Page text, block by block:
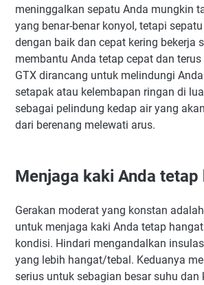
meninggalkan sepatu Anda mungkin
yang benar-benar konyol, tetapi
dengan baik dan cepat kering bekerja
membantu Anda tetap cepat dan terus
GTX dirancang untuk melindungi
setapak atau kelembapan ringan di
sebagai pelindung kedap air yang
dari berenang melewati arus.
Menjaga kaki Anda tetap
Gerakan moderat yang konstan
untuk menjaga kaki Anda tetap
kondisi. Hindari mengandalkan
yang lebih hangat/tebal. Keduanya
serius untuk sebagian besar suhu dan